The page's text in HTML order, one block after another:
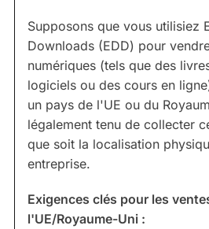
Supposons que vous utilisiez
Downloads (EDD) pour
numériques (tels que des
logiciels ou des cours en
un pays de l'UE ou du
légalement tenu de collecter
que soit la localisation
entreprise.
Exigences clés pour les
l'UE/Royaume-Uni :